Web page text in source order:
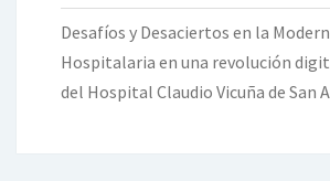
Desafíos y Desaciertos en la
Hospitalaria en una revolución
del Hospital Claudio Vicuña de San